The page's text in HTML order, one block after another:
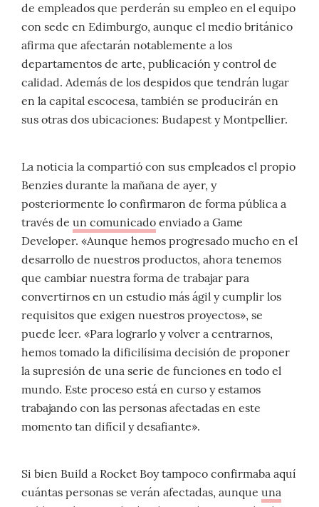
de empleados que perderán su empleo en el equipo
con sede en Edimburgo, aunque el medio británico
afirma que afectarán notablemente a los
departamentos de arte, publicación y control de
calidad. Además de los despidos que tendrán lugar
en la capital escocesa, también se producirán en
sus otras dos ubicaciones: Budapest y Montpellier.
La noticia la compartió con sus empleados el propio
Benzies durante la mañana de ayer, y
posteriormente lo confirmaron de forma pública a
través de un comunicado enviado a Game
Developer. «Aunque hemos progresado mucho en el
desarrollo de nuestros productos, ahora tenemos
que cambiar nuestra forma de trabajar para
convertirnos en un estudio más ágil y cumplir los
requisitos que exigen nuestros proyectos», se
puede leer. «Para lograrlo y volver a centrarnos,
hemos tomado la dificilísima decisión de proponer
la supresión de una serie de funciones en todo el
mundo. Este proceso está en curso y estamos
trabajando con las personas afectadas en este
momento tan difícil y desafiante».
Si bien Build a Rocket Boy tampoco confirmaba aquí
cuántas personas se verán afectadas, aunque una